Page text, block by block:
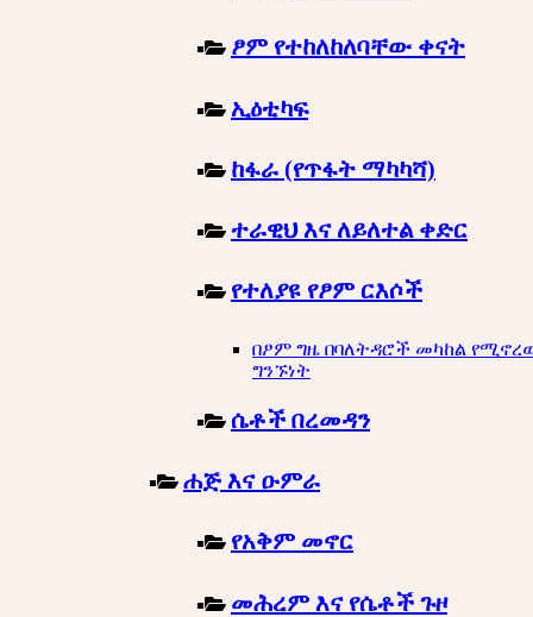
ፆም የተከለከለባቸው ቀናት
ኢዕቲካፍ
ከፋራ (የጥፋት ማካካሻ)
ተራዊህ እና ለይለተል ቀድር
የተለያዩ የፆም ርእሶች
በፆም ግዜ በባለትዳሮች መካከል
ግንኙነት
ሴቶች በረመዳን
ሐጅ እና ዑምራ
የአቅም መኖር
መሕረም እና የሴቶች ጉዞ